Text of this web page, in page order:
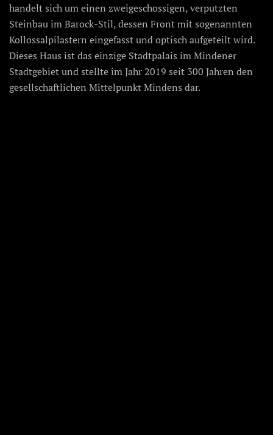
handelt sich um einen zweigeschossigen, verputzten
Steinbau im Barock-Stil, dessen Front mit sogenannten
Kollossalpilastern eingefasst und optisch aufgeteilt wird.
Dieses Haus ist das einzige Stadtpalais im Mindener
Stadtgebiet und stellte im Jahr 2019 seit 300 Jahren den
gesellschaftlichen Mittelpunkt Mindens dar.